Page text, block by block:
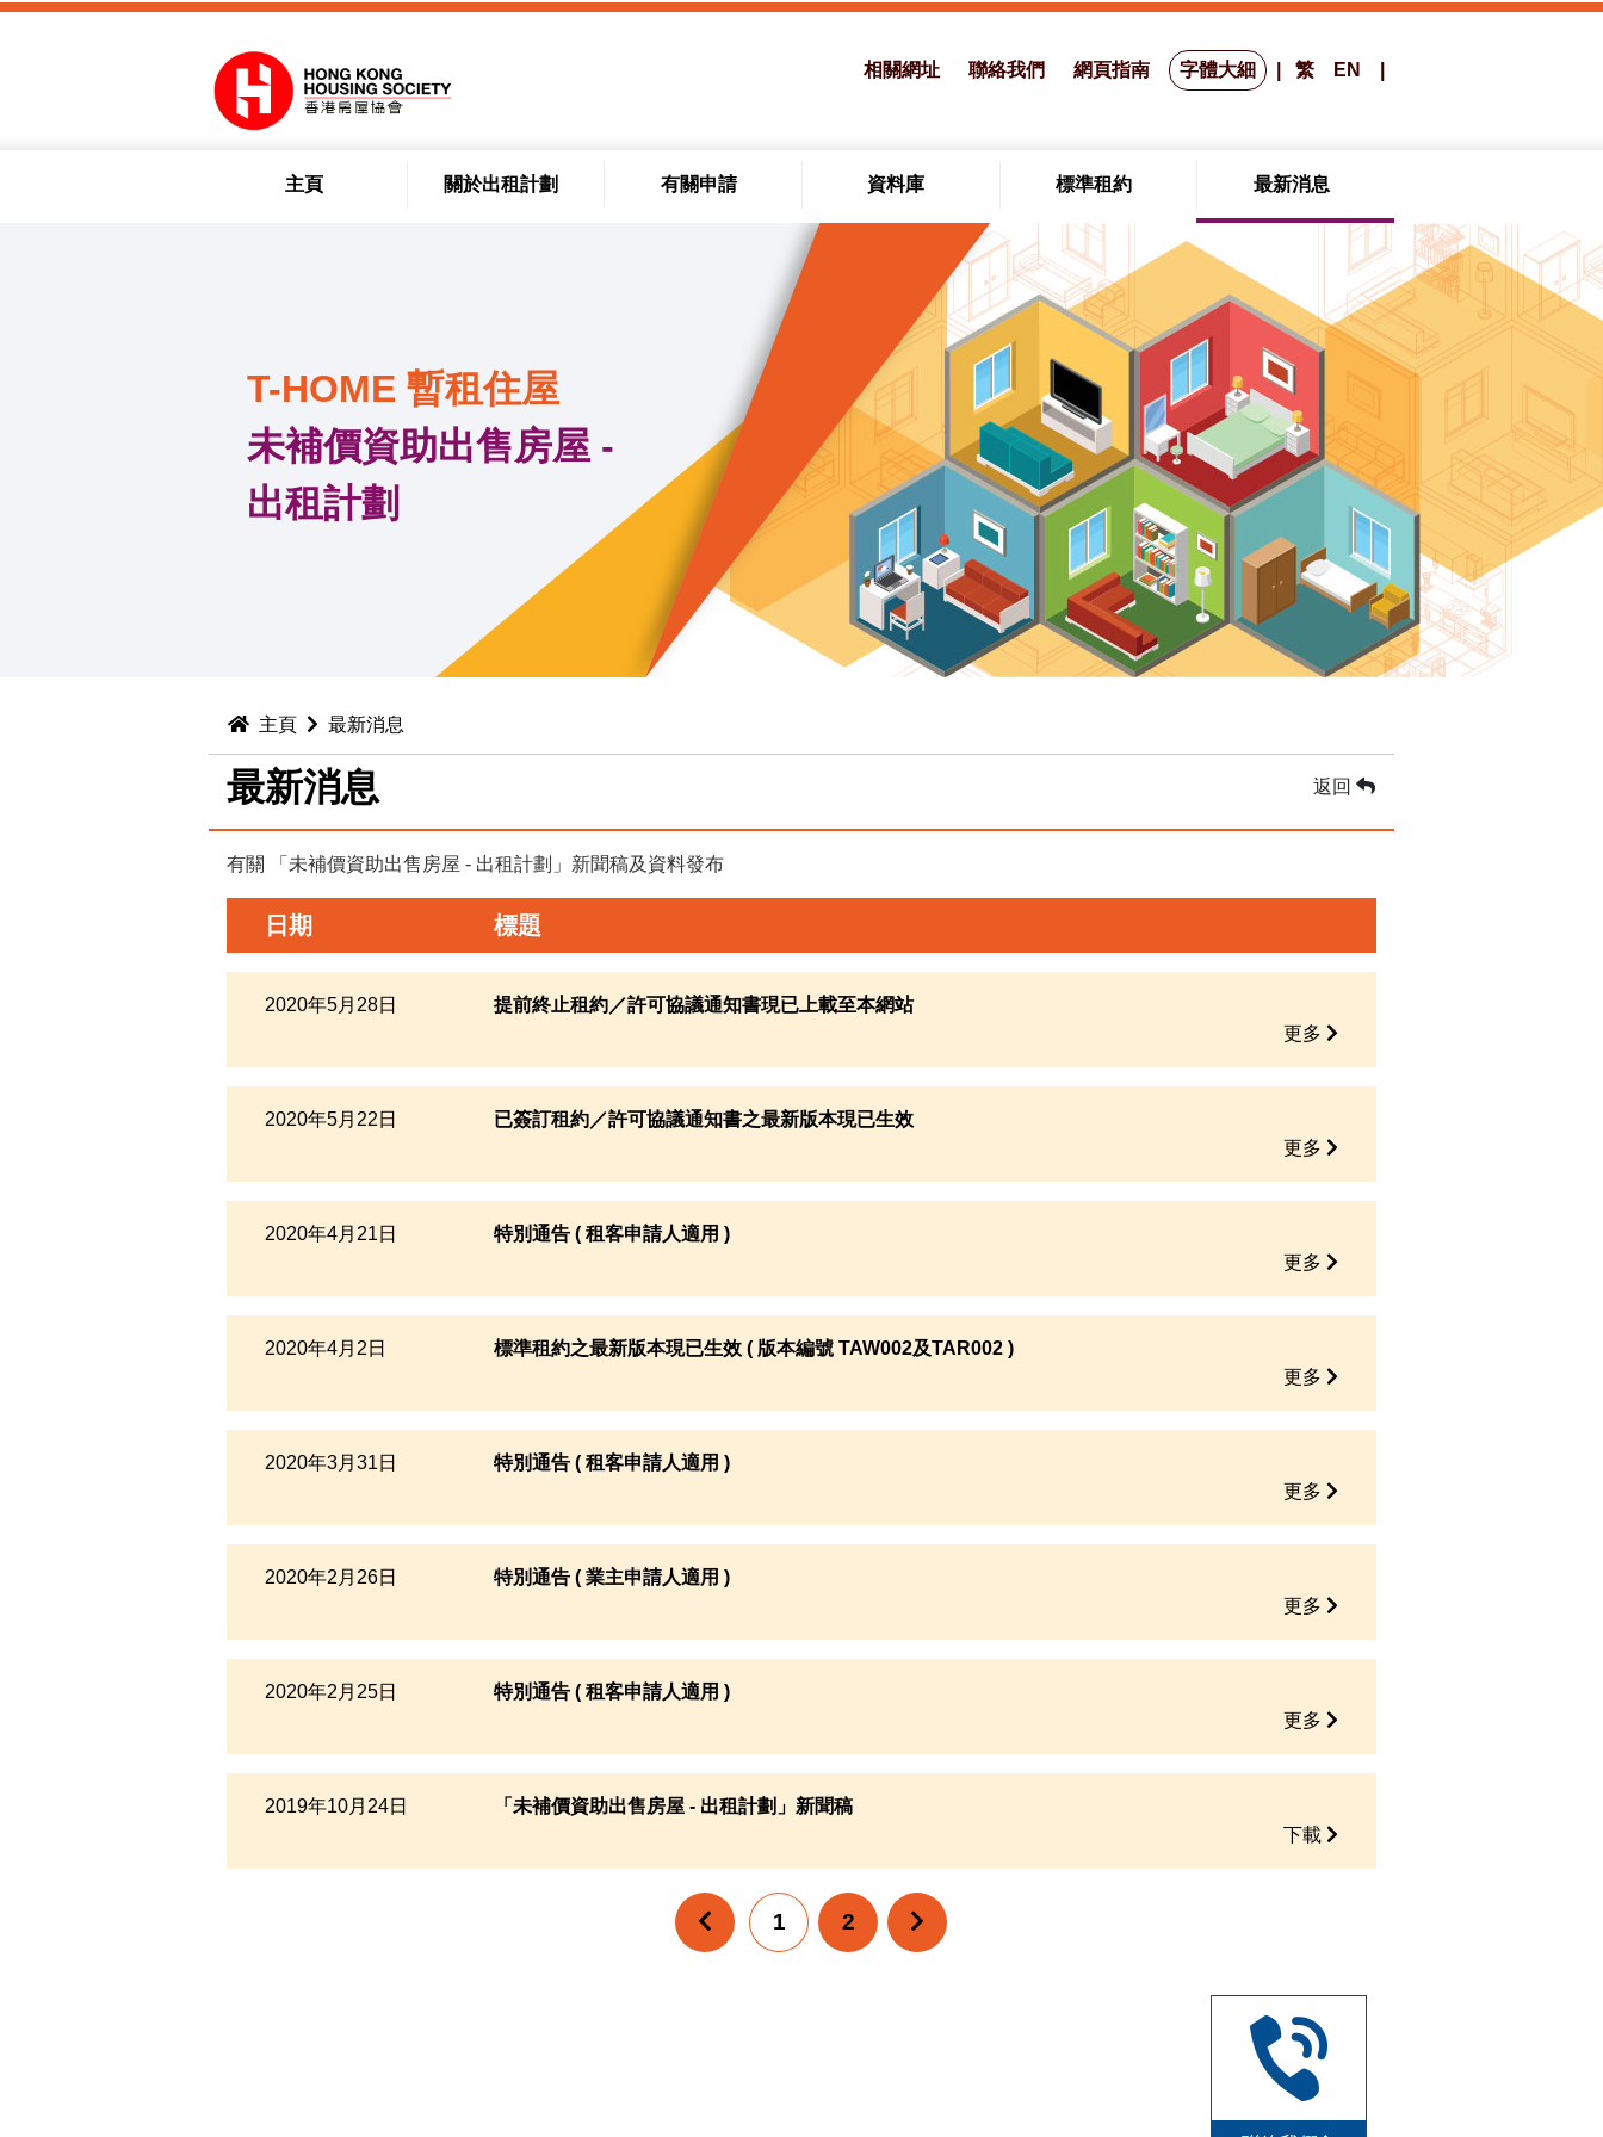
跳到內容
相關網址 聯絡我們 網頁指南 字體大細 繁 EN
主頁 關於出租計劃 有關申請 資料庫 標準租約 最新消息
T-HOME 暫租住屋
未補價資助出售房屋 -
出租計劃
主頁 最新消息
最新消息 返回
有關 「未補價資助出售房屋 - 出租計劃」新聞稿及資料發布
日期 標題
2020年5月28日
提前終止租約／許可協議通知書現已上載至本網站
更多
2020年5月22日
已簽訂租約／許可協議通知書之最新版本現已生效
更多
2020年4月21日
特別通告 ( 租客申請人適用 )
更多
2020年4月2日
標準租約之最新版本現已生效 ( 版本編號 TAW002及TAR002 )
更多
2020年3月31日
特別通告 ( 租客申請人適用 )
更多
2020年2月26日
特別通告 ( 業主申請人適用 )
更多
2020年2月25日
特別通告 ( 租客申請人適用 )
更多
2019年10月24日
「未補價資助出售房屋 - 出租計劃」新聞稿
下載
1 2